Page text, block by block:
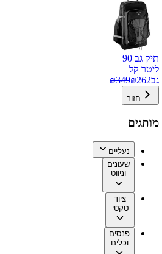
תיק גב 90
ליטר קל
גב
₪262
₪349
חזור
מותגים
נעליים
שעונים
וניווט
ציוד
טקטי
פנסים
וכלים